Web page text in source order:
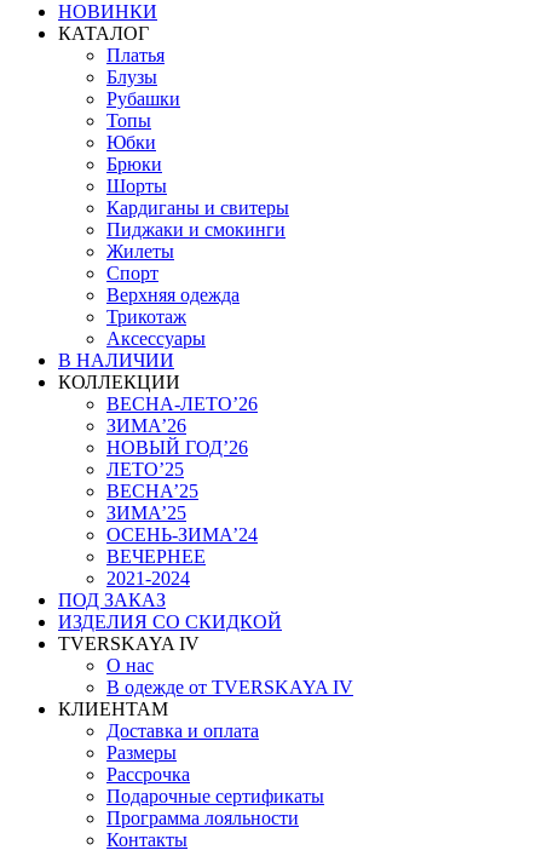
НОВИНКИ
КАТАЛОГ
Платья
Блузы
Рубашки
Топы
Юбки
Брюки
Шорты
Кардиганы и свитеры
Пиджаки и смокинги
Жилеты
Спорт
Верхняя одежда
Трикотаж
Аксессуары
В НАЛИЧИИ
КОЛЛЕКЦИИ
ВЕСНА-ЛЕТО’26
ЗИМА’26
НОВЫЙ ГОД’26
ЛЕТО’25
ВЕСНА’25
ЗИМА’25
ОСЕНЬ-ЗИМА’24
ВЕЧЕРНЕЕ
2021-2024
ПОД ЗАКАЗ
ИЗДЕЛИЯ СО СКИДКОЙ
TVERSKAYA IV
О нас
В одежде от TVERSKAYA IV
КЛИЕНТАМ
Доставка и оплата
Размеры
Рассрочка
Подарочные сертификаты
Программа лояльности
Контакты